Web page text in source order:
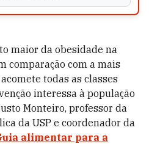
maior da obesidade na
comparação com a mais
todas as classes
interessa à população
Monteiro, professor da
da USP e coordenador da
alimentar para a